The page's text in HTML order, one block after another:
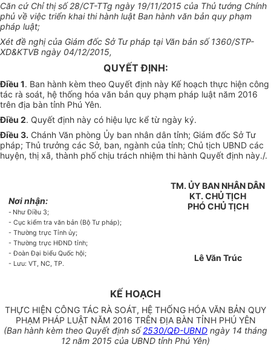
Căn cứ Chỉ thị số 28/CT-TTg ngày 19/11/2015 của Thủ tướng Chính
phủ về việc triển khai thi hành luật Ban hành văn bản quy phạm
pháp luật;
Xét đề nghị của Giám đốc Sở Tư pháp tại Văn bản số 1360/STP-
XD&KTVB ngày 04/12/2015,
QUYẾT ĐỊNH:
Điều 1. Ban hành kèm theo Quyết định này Kế hoạch thực hiện công
tác rà soát, hệ thống hóa văn bản quy phạm pháp luật năm 2016
trên địa bàn tỉnh Phú Yên.
Điều 2. Quyết định này có hiệu lực kể từ ngày ký.
Điều 3. Chánh Văn phòng Ủy ban nhân dân tỉnh; Giám đốc Sở Tư
pháp; Thủ trưởng các Sở, ban, ngành của tỉnh; Chủ tịch UBND các
huyện, thị xã, thành phố chịu trách nhiệm thi hành Quyết định này./.
Nơi nhận:
- Như Điều 3;
- Cục kiểm tra văn bản (Bộ Tư pháp);
- Thường trực Tỉnh ủy;
- Thường trực HĐND tỉnh;
- Đoàn Đại biểu Quốc hội;
- Lưu: VT, NC, TP.
TM. ỦY BAN NHÂN DÂN
KT. CHỦ TỊCH
PHÓ CHỦ TỊCH
Lê Văn Trúc
KẾ HOẠCH
THỰC HIỆN CÔNG TÁC RÀ SOÁT, HỆ THỐNG HÓA VĂN BẢN QUY
PHẠM PHÁP LUẬT NĂM 2016 TRÊN ĐỊA BÀN TỈNH PHÚ YÊN
(Ban hành kèm theo Quyết định số2530/QĐ-UBND ngày 14 tháng
12 năm 2015 của UBND tỉnh Phú Yên)